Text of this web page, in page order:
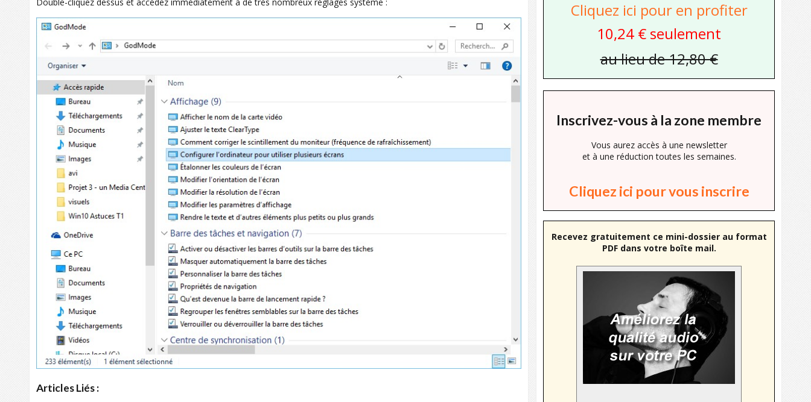
Articles Liés :
Cliquez ici pour en profiter
10,24 € seulement
au lieu de 12,80 €
Inscrivez-vous à la zone membre
Vous aurez accès à une newsletter
et à une réduction toutes les semaines.
Cliquez ici pour vous inscrire
Recevez gratuitement ce mini-dossier au format
PDF dans votre boîte mail.